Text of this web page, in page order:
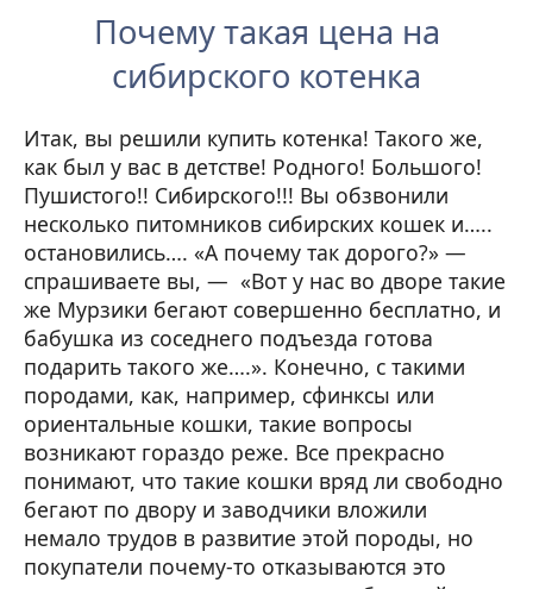
Почему такая цена на
сибирского котенка
Итак, вы решили купить котенка! Такого же,
как был у вас в детстве! Родного! Большого!
Пушистого!! Сибирского!!! Вы обзвонили
несколько питомников сибирских кошек и…..
остановились…. «А почему так дорого?» —
спрашиваете вы, — «Вот у нас во дворе такие
же Мурзики бегают совершенно бесплатно, и
бабушка из соседнего подъезда готова
подарить такого же….». Конечно, с такими
породами, как, например, сфинксы или
ориентальные кошки, такие вопросы
возникают гораздо реже. Все прекрасно
понимают, что такие кошки вряд ли свободно
бегают по двору и заводчики вложили
немало трудов в развитие этой породы, но
покупатели почему-то отказываются это